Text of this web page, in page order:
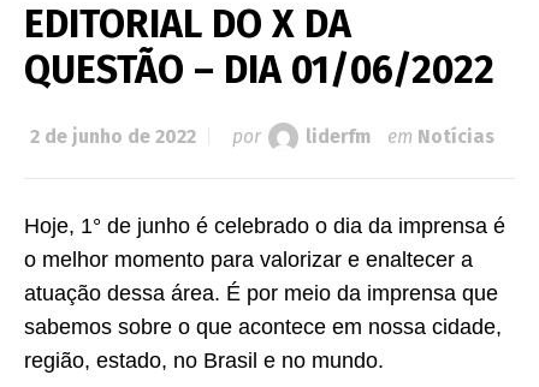
EDITORIAL DO X DA
QUESTÃO – DIA 01/06/2022
2 de junho de 2022 por liderfm em Notícias
Hoje, 1° de junho é celebrado o dia da imprensa é
o melhor momento para valorizar e enaltecer a
atuação dessa área. É por meio da imprensa que
sabemos sobre o que acontece em nossa cidade,
região, estado, no Brasil e no mundo.